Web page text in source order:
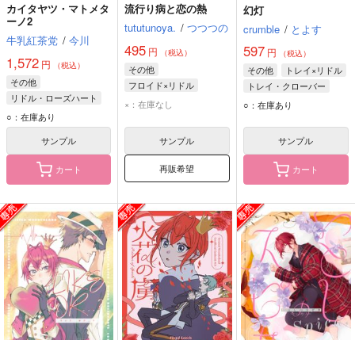
カイタヤツ・マトメタ
ーノ2
牛乳紅茶党 / 今川
1,572 円 （税込）
その他
リドル・ローズハート
ヴィル・シェーンハイト
レオナ・キングスカラー
○：在庫あり
サンプル
カート
流行り病と恋の熱
tututunoya. / つつつの
495 円 （税込）
その他
フロイド×リドル
フロイド・リーチ
×：在庫なし
サンプル
再販希望
幻灯
crumble / とよす
597円 （税込）
その他
トレイ×リドル
トレイ・クローバー
リドル・ローズハート
○：在庫あり
サンプル
カート